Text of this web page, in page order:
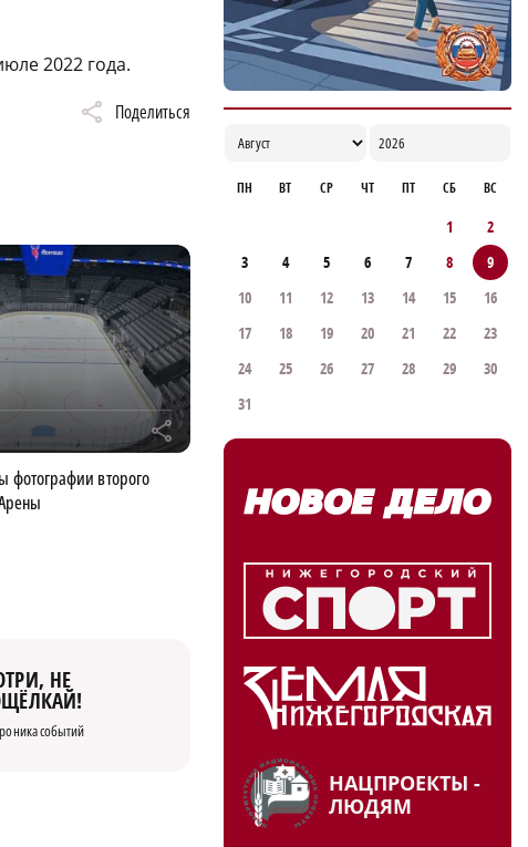
2022 года.
Поделиться
r
фотографии второго
НЕ
событий
ПН ВТ СР ЧТ ПТ СБ ВС
1
2
3
4 5 6 7 8
9
10
11 12 13 14 15
16
17
18 19 20 21 22
23
24
25 26 27 28 29
30
31
НАЦПРОЕКТЫ -
ЛЮДЯМ